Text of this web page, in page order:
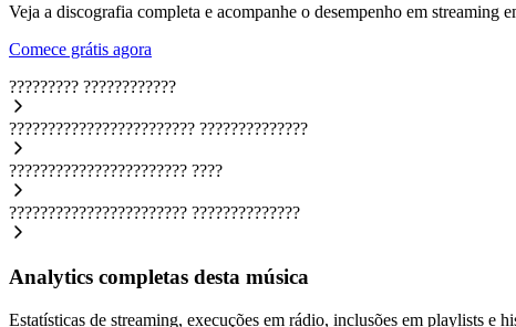
Veja a discografia completa e acompanhe o desempenho em streaming
Comece grátis agora
????????? ????????????
???????????????????????? ??????????????
??????????????????????? ????
??????????????????????? ??????????????
Analytics completas desta música
Estatísticas de streaming, execuções em rádio, inclusões em playlists e